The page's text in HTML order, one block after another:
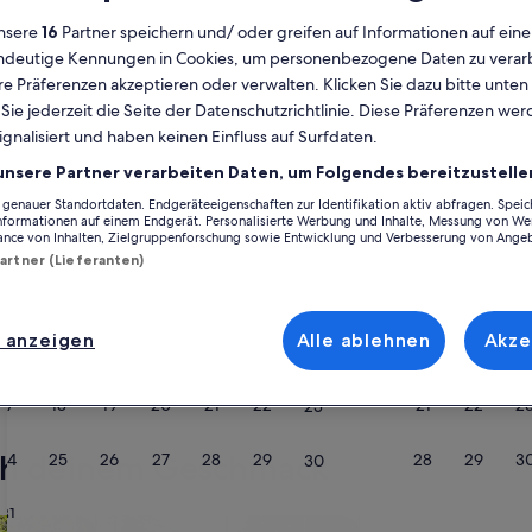
Kalender
Derzeit
werden
die
August
2026
und
September
August 2026
1 2
10 11 16
17 18 19 20 21 22 23
24 25 26 27 28 29 30
31
1 2
14 15 16
21 22
28 29
Indre Département Éguzon - Argenton - Vallée de la Creuse Chavin
die perfekt zu dir und deinem Urlaub passen. Egal, mit wem du
freuen, die du dir wünschst. Was alles so
genau die Art von Unterkunft, die all deine Bedürfnisse erfüllt –
sind.
deinem Geschmack
oder Apartments
16 Partner speichern und/ oder greifen auf Informationen auf
Kennungen in Cookies, um personenbezogene Daten zu
Präferenzen akzeptieren oder verwalten. Klicken Sie dazu bitte
jederzeit die Seite der Datenschutzrichtlinie. Diese Präferenzen
und haben keinen Einfluss auf Surfdaten.
Partner verarbeiten Daten, um Folgendes
Standortdaten. Endgeräteeigenschaften zur Identifikation aktiv abfragen.
auf einem Endgerät. Personalisierte Werbung und Inhalte, Messung von
von Inhalten, Zielgruppenforschung sowie Entwicklung und Verbesserung von
(Lieferanten)
Alle ablehnen